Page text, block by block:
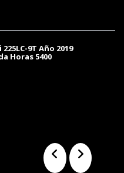
9T Año 2019
Horas 5400